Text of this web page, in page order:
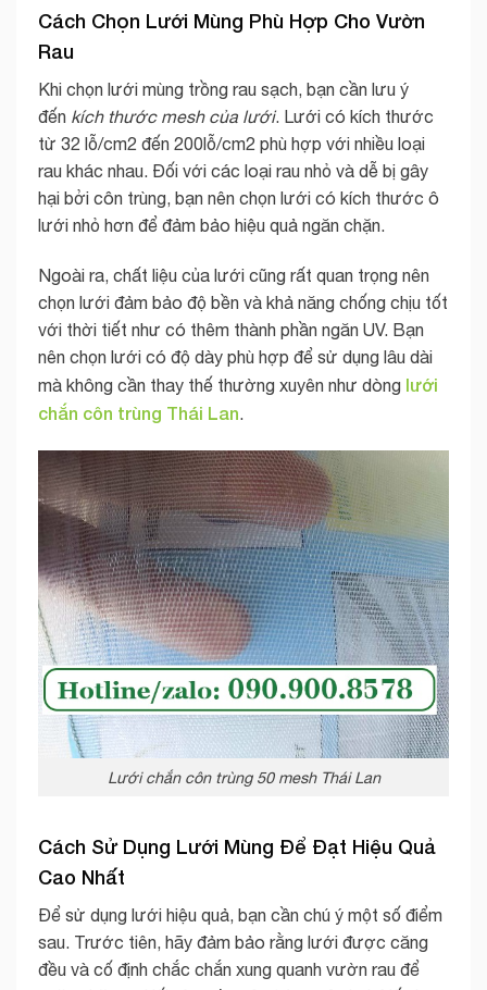
Cách Chọn Lưới Mùng Phù Hợp Cho Vườn
Rau
Khi chọn lưới mùng trồng rau sạch, bạn cần lưu ý
đến kích thước mesh của lưới. Lưới có kích thước
từ 32 lỗ/cm2 đến 200lỗ/cm2 phù hợp với nhiều loại
rau khác nhau. Đối với các loại rau nhỏ và dễ bị gây
hại bởi côn trùng, bạn nên chọn lưới có kích thước ô
lưới nhỏ hơn để đảm bảo hiệu quả ngăn chặn.
Ngoài ra, chất liệu của lưới cũng rất quan trọng nên
chọn lưới đảm bảo độ bền và khả năng chống chịu tốt
với thời tiết như có thêm thành phần ngăn UV. Bạn
nên chọn lưới có độ dày phù hợp để sử dụng lâu dài
mà không cần thay thế thường xuyên như dòng lưới
chắn côn trùng Thái Lan.
Lưới chắn côn trùng 50 mesh Thái Lan
Cách Sử Dụng Lưới Mùng Để Đạt Hiệu Quả
Cao Nhất
Để sử dụng lưới hiệu quả, bạn cần chú ý một số điểm
sau. Trước tiên, hãy đảm bảo rằng lưới được căng
đều và cố định chắc chắn xung quanh vườn rau để